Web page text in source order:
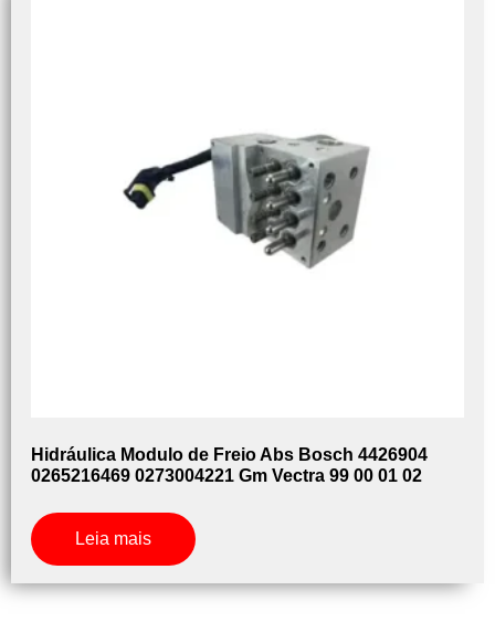
Hidráulica Modulo de Freio Abs Bosch 4426904
0265216469 0273004221 Gm Vectra 99 00 01 02
Leia mais